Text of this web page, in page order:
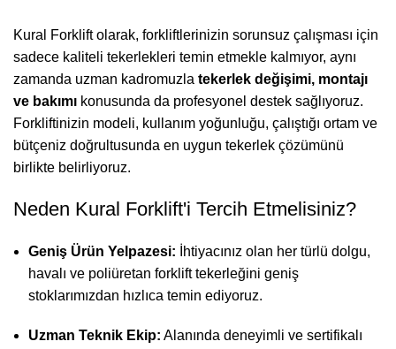
Kural Forklift olarak, forkliftlerinizin sorunsuz çalışması için
sadece kaliteli tekerlekleri temin etmekle kalmıyor, aynı
zamanda uzman kadromuzla tekerlek değişimi, montajı
ve bakımı konusunda da profesyonel destek sağlıyoruz.
Forkliftinizin modeli, kullanım yoğunluğu, çalıştığı ortam ve
bütçeniz doğrultusunda en uygun tekerlek çözümünü
birlikte belirliyoruz.
Neden Kural Forklift'i Tercih Etmelisiniz?
Geniş Ürün Yelpazesi: İhtiyacınız olan her türlü dolgu,
havalı ve poliüretan forklift tekerleğini geniş
stoklarımızdan hızlıca temin ediyoruz.
Uzman Teknik Ekip: Alanında deneyimli ve sertifikalı